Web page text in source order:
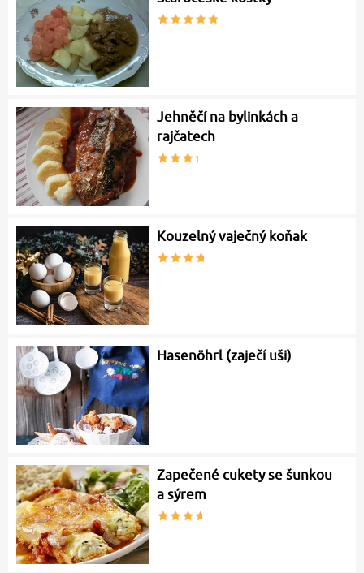
Jehněčí na bylinkách a
rajčatech
Kouzelný vaječný koňak
Hasenöhrl (zaječí uši)
Zapečené cukety se šunkou
a sýrem